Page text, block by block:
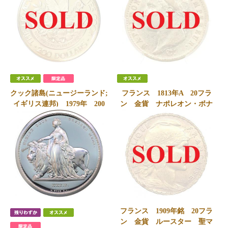
クック諸島(ニュージーランド;
イギリス連邦) 1979年 200
ドル プルーフ 金貨 FDC
完全未使用
SOLD
フランス 1813年A 20フラ
ン 金貨 ナポレオン・ボナ
パルト 有冠 パリミント
PCGS AU55
SOLD
フランス 1909年銘 20フラ
ン 金貨 ルースター 聖マ